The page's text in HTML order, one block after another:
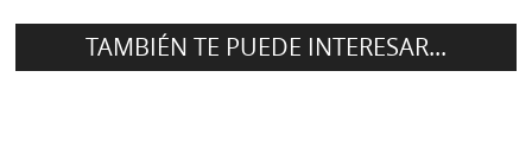
TAMBIÉN TE PUEDE INTERESAR...